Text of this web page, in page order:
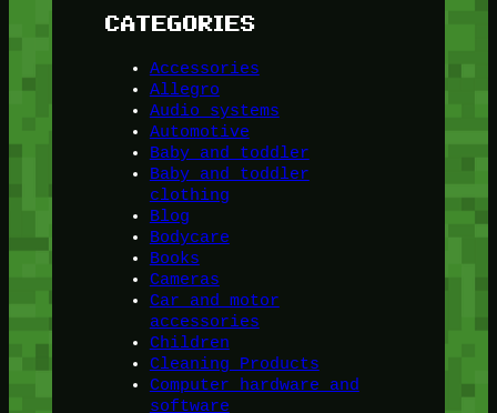
CATEGORIES
Accessories
Allegro
Audio systems
Automotive
Baby and toddler
Baby and toddler
clothing
Blog
Bodycare
Books
Cameras
Car and motor
accessories
Children
Cleaning Products
Computer hardware and
software